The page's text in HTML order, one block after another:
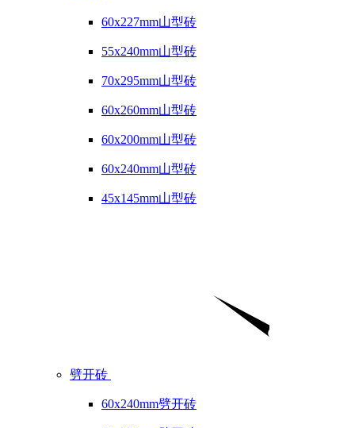
60x227mm山型砖
55x240mm山型砖
70x295mm山型砖
60x260mm山型砖
60x200mm山型砖
60x240mm山型砖
45x145mm山型砖
劈开砖
60x240mm劈开砖